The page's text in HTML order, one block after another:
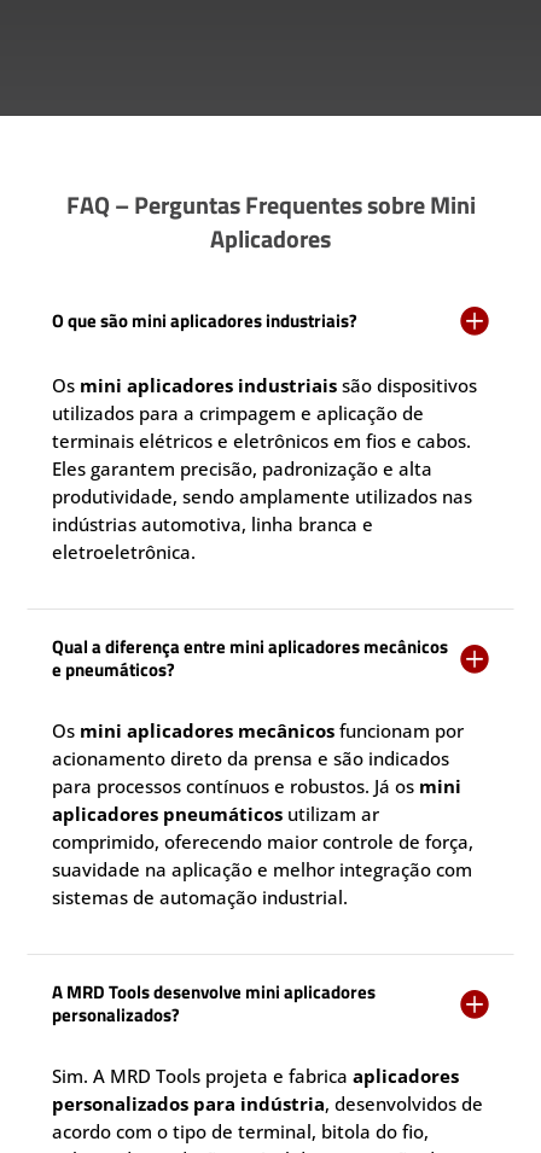
FAQ – Perguntas Frequentes sobre Mini
Aplicadores
O que são mini aplicadores industriais? 
Os mini aplicadores industriais são dispositivos
utilizados para a crimpagem e aplicação de
terminais elétricos e eletrônicos em fios e cabos.
Eles garantem precisão, padronização e alta
produtividade, sendo amplamente utilizados nas
indústrias automotiva, linha branca e
eletroeletrônica.
Qual a diferença entre mini aplicadores mecânicos
e pneumáticos?

Os mini aplicadores mecânicos funcionam por
acionamento direto da prensa e são indicados
para processos contínuos e robustos. Já os mini
aplicadores pneumáticos utilizam ar
comprimido, oferecendo maior controle de força,
suavidade na aplicação e melhor integração com
sistemas de automação industrial.
A MRD Tools desenvolve mini aplicadores
personalizados?

Sim. A MRD Tools projeta e fabricaaplicadores
personalizados para indústria, desenvolvidos de
acordo com o tipo de terminal, bitola do fio,